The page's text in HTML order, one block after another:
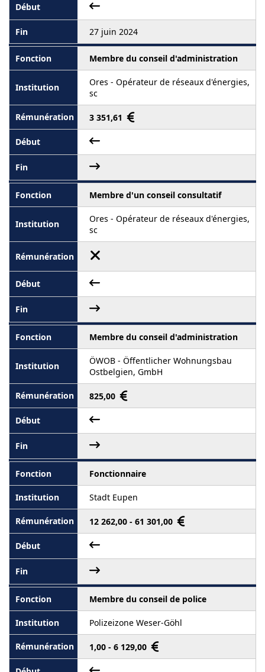
27 juin 2024
Membre du conseil d'administration
Ores - Opérateur de réseaux d'énergies,
sc
3 351,61
Membre d'un conseil consultatif
Ores - Opérateur de réseaux d'énergies,
sc
Membre du conseil d'administration
ÖWOB - Öffentlicher Wohnungsbau
Ostbelgien, GmbH
825,00
Fonctionnaire
Stadt Eupen
12 262,00 - 61 301,00
Membre du conseil de police
Polizeizone Weser-Göhl
1,00 - 6 129,00